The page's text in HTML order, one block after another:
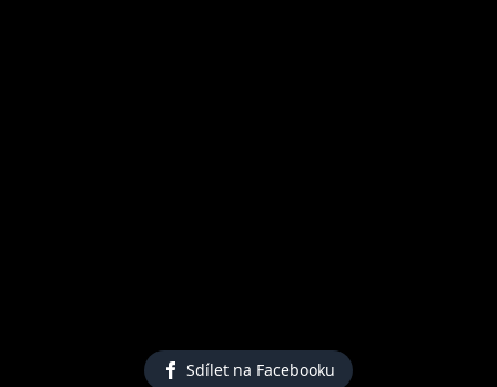
Sdílet na Facebooku